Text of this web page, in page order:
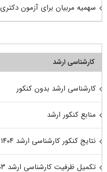
سهمیه مربیان برای آزمون دکتری
کارشناسی ارشد
کارشناسی ارشد بدون کنکور
منابع کنکور ارشد
نتایج کنکور کارشناسی ارشد ۱۴۰۴
تکمیل ظرفیت کارشناسی ارشد ۱۴۰۳